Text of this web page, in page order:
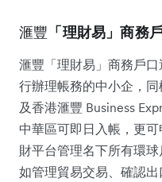
滙豐 「理財易」商務
滙豐「理財易」商務戶
行辦理帳務的中小企，同
及香港滙豐 Business
中華區可即日入帳，更
財平台管理名下所有環
如管理貿易交易、確認